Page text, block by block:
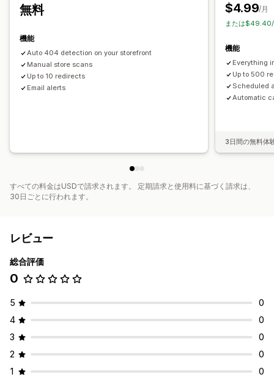
無料
機能
Auto 404 detection on your storefront
Manual store scans
Up to 10 redirects
Email alerts
$4.99/月
または$49.40/
機能
Everything
Up to 500
Scheduled
Automatic
3日間の無料体
すべての料金はUSDで請求されます。 定期請求と使用料に基づく請求は、
30日ごとに行われます。
レビュー
総合評価
0
5
0
4
0
3
0
2
0
1
0